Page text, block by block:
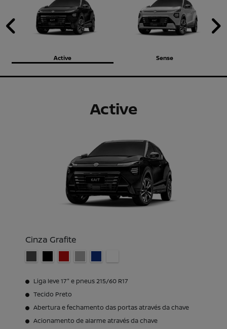
Active Sense
Anterior
Active
Cinza Grafite
Liga leve 17" e pneus 215/60 R17
Tecido Preto
Abertura e fechamento das portas através da chave
Acionamento de alarme através da chave